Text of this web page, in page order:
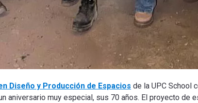
Diseño y Producción de Espacios de la UPC School
aniversario muy especial, sus 70 años. El proyecto de